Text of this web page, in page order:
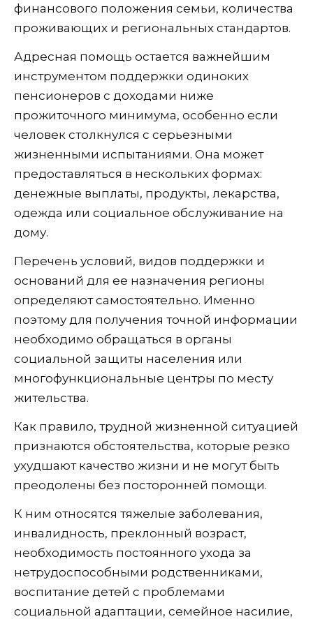
финансового положения семьи, количества
проживающих и региональных стандартов.
Адресная помощь остается важнейшим
инструментом поддержки одиноких
пенсионеров с доходами ниже
прожиточного минимума, особенно если
человек столкнулся с серьезными
жизненными испытаниями. Она может
предоставляться в нескольких формах:
денежные выплаты, продукты, лекарства,
одежда или социальное обслуживание на
дому.
Перечень условий, видов поддержки и
оснований для ее назначения регионы
определяют самостоятельно. Именно
поэтому для получения точной информации
необходимо обращаться в органы
социальной защиты населения или
многофункциональные центры по месту
жительства.
Как правило, трудной жизненной ситуацией
признаются обстоятельства, которые резко
ухудшают качество жизни и не могут быть
преодолены без посторонней помощи.
К ним относятся тяжелые заболевания,
инвалидность, преклонный возраст,
необходимость постоянного ухода за
нетрудоспособными родственниками,
воспитание детей с проблемами
социальной адаптации, семейное насилие,